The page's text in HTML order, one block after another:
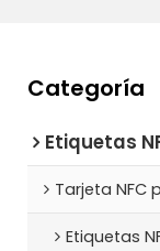
Categoría
Etiquetas
Tarjeta NFC
Etiquetas